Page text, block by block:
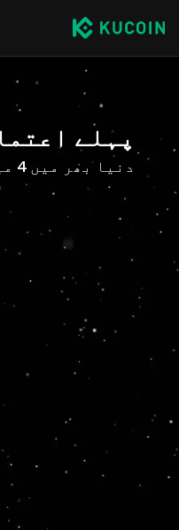
پہلے
دنیا بھر میں 4 میں سے 1 کرپٹو ہولڈرز KuCoin کے ساتھ ہیں۔